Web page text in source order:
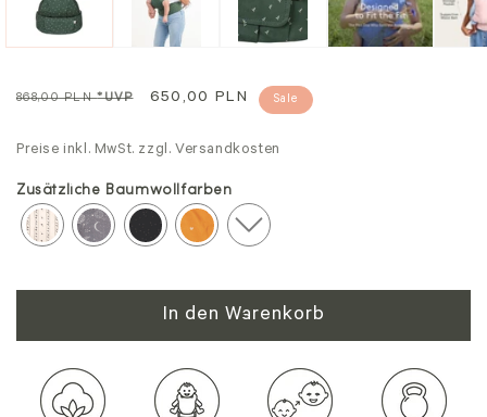
Regulärer
868,00 PLN*UVP Sale
650,00 PLN Sale
Preise inkl. MwSt. zzgl. Versandkosten
Zusätzliche Baumwollfarben
In den Warenkorb